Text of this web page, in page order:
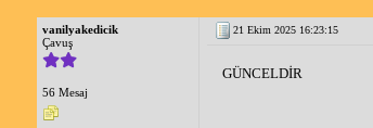
vanilyakedicik
Çavuş
56 Mesaj
21 Ekim 2025 16:23:15
GÜNCELDİR